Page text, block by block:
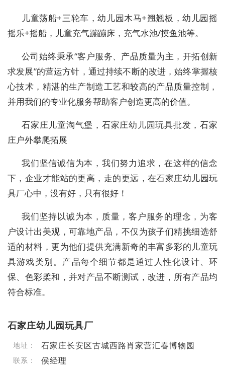
儿童荡船+三轮车，幼儿园木马+翘翘板，幼儿园摇
摇乐+摇船，儿童充气蹦蹦床，充气水池/摸鱼池等。
公司始终秉承“客户服务、产品质量为主，开拓创新
求发展”的营运方针，通过持续不断的改进，始终掌握核
心技术，精湛的生产制造工艺和较高的产品质量控制，
并用我们的专业化服务帮助客户创造更高的价值。
石家庄儿童淘气堡，石家庄幼儿园玩具批发，石家
庄户外攀爬拓展
我们坚信诚信为本，我们努力追求，在这样的信念
下，企业才能站的更高，走的更远，在石家庄幼儿园玩
具厂心中，没有好，只有很好！
我们坚持以诚为本，质量，客户服务的理念，为客
户设计出美观，可靠地产品，不仅为孩子们精挑细选舒
适的材料，更为他们提供充满新奇的丰富多彩的儿童玩
具游戏类别。产品每个细节都是通过人性化设计、环
保、色彩柔和，并对产品不断测试，改进，所有产品均
符合标准。
石家庄幼儿园玩具厂
地址： 石家庄长安区古城西路肖家营汇春博物园
联系： 侯经理